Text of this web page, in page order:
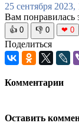
25 сентября 2023,
Вам понравилась
👍 0 👎 0 ❤ 0
Поделиться
Комментарии
Оставить